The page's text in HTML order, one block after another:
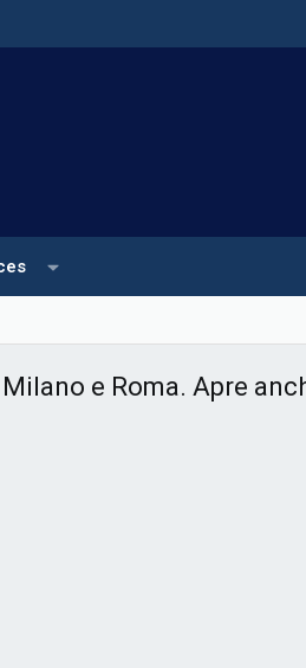
e Roma. Apre